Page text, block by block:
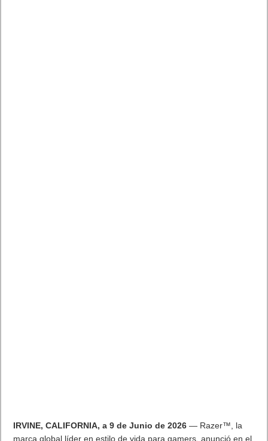
IRVINE, CALIFORNIA, a 9 de Junio de 2026— Razer™, la
marca global líder en estilo de vida para gamers, anunció en el